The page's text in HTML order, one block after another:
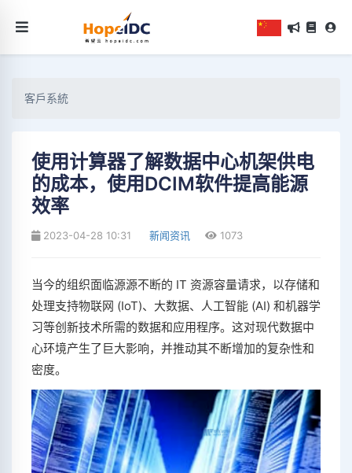
客戶系統
使用计算器了解数据中心机架供电
的成本，使用DCIM软件提高能源
效率
2023-04-28 10:31 新闻资讯 1073
当今的组织面临源源不断的 IT 资源容量请求，以存储和
处理支持物联网 (IoT)、大数据、人工智能 (AI) 和机器学
习等创新技术所需的数据和应用程序。这对现代数据中
心环境产生了巨大影响，并推动其不断增加的复杂性和
密度。